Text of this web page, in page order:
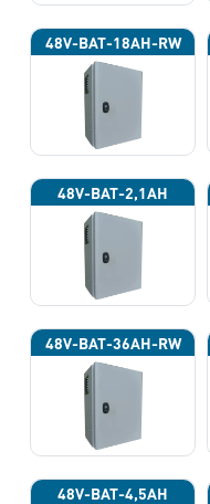
48V-BAT-18AH-RW
48V-BAT-2,1AH
48V-BAT-36AH-RW
48V-BAT-4,5AH